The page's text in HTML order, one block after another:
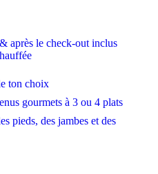
après le check-out inclus
ton choix
gourmets à 3 ou 4 plats
pieds, des jambes et des